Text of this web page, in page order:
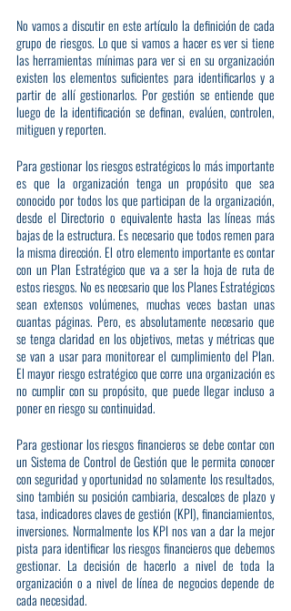
No vamos a discutir en este artículo la definición de cada
grupo de riesgos. Lo que si vamos a hacer es ver si tiene
las herramientas mínimas para ver si en su organización
existen los elementos suficientes para identificarlos y a
partir de allí gestionarlos. Por gestión se entiende que
luego de la identificación se definan, evalúen, controlen,
mitiguen y reporten.
Para gestionar los riesgos estratégicos lo más importante
es que la organización tenga un propósito que sea
conocido por todos los que participan de la organización,
desde el Directorio o equivalente hasta las líneas más
bajas de la estructura. Es necesario que todos remen para
la misma dirección. El otro elemento importante es contar
con un Plan Estratégico que va a ser la hoja de ruta de
estos riesgos. No es necesario que los Planes Estratégicos
sean extensos volúmenes, muchas veces bastan unas
cuantas páginas. Pero, es absolutamente necesario que
se tenga claridad en los objetivos, metas y métricas que
se van a usar para monitorear el cumplimiento del Plan.
El mayor riesgo estratégico que corre una organización es
no cumplir con su propósito, que puede llegar incluso a
poner en riesgo su continuidad.
Para gestionar los riesgos financieros se debe contar con
un Sistema de Control de Gestión que le permita conocer
con seguridad y oportunidad no solamente los resultados,
sino también su posición cambiaria, descalces de plazo y
tasa, indicadores claves de gestión (KPI), financiamientos,
inversiones. Normalmente los KPI nos van a dar la mejor
pista para identificar los riesgos financieros que debemos
gestionar. La decisión de hacerlo a nivel de toda la
organización o a nivel de línea de negocios depende de
cada necesidad.